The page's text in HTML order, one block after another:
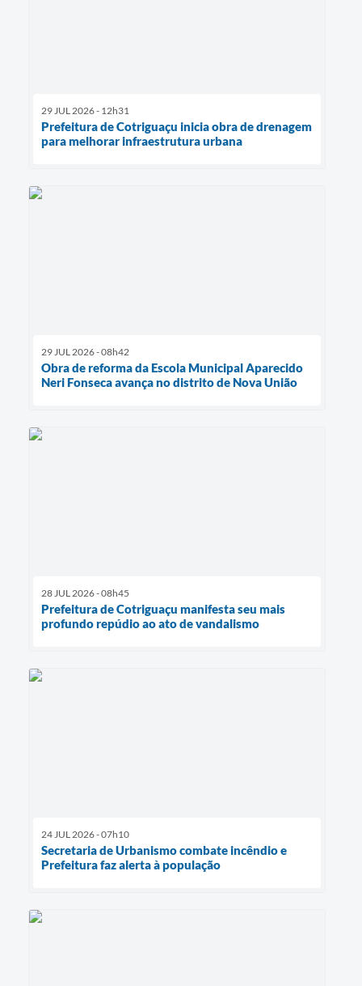
29 JUL 2026 - 12h31
Prefeitura de Cotriguaçu inicia obra de drenagem
para melhorar infraestrutura urbana
29 JUL 2026 - 08h42
Obra de reforma da Escola Municipal Aparecido
Neri Fonseca avança no distrito de Nova União
28 JUL 2026 - 08h45
Prefeitura de Cotriguaçu manifesta seu mais
profundo repúdio ao ato de vandalismo
24 JUL 2026 - 07h10
Secretaria de Urbanismo combate incêndio e
Prefeitura faz alerta à população